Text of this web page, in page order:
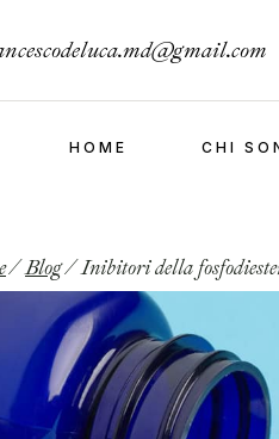
HOME CHI
Blog Inibitori della